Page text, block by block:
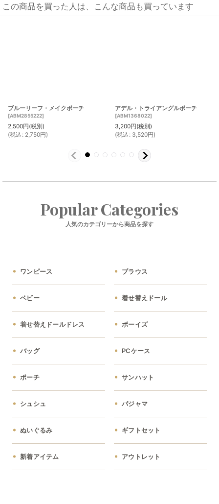
この商品を買った人は、こんな商品も買っています
ブルーリーフ・メイクポーチ
[ABM2855222]
2,500円(税別)
(税込 : 2,750円)
アデル・トライアングルポーチ
[ABM1368022]
3,200円(税別)
(税込 : 3,520円)
Popular Categories
人気のカテゴリーから商品を探す
ワンピース ブラウス
ベビー 着せ替えドール
着せ替えドールドレス ボーイズ
バッグ PCケース
ポーチ サンハット
シュシュ パジャマ
ぬいぐるみ ギフトセット
新着アイテム アウトレット